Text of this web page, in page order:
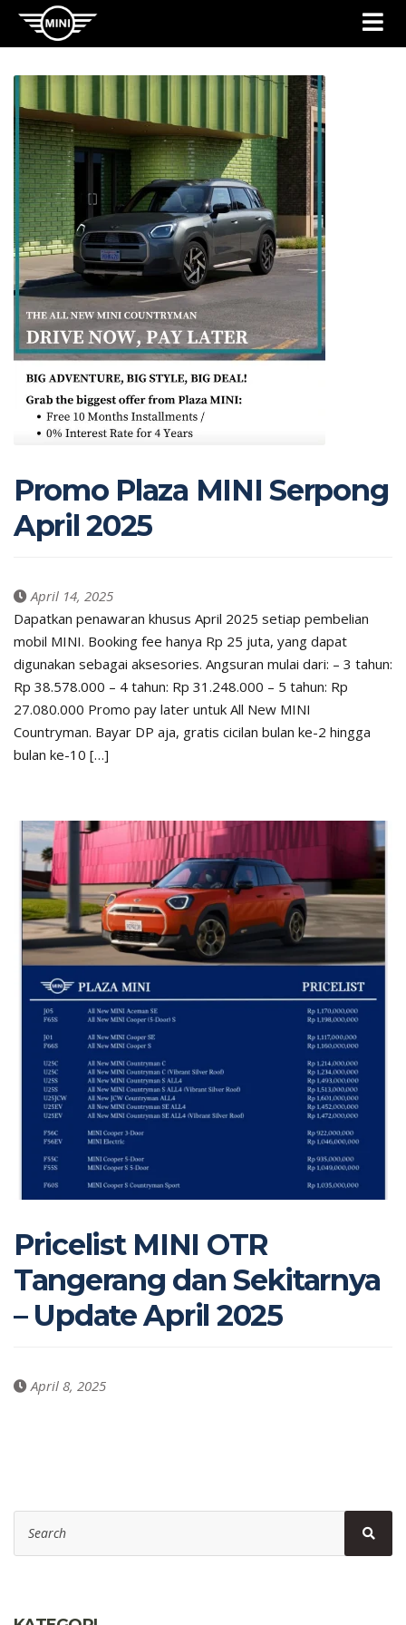
Promo Plaza MINI Serpong
April 2025
April 14, 2025
Dapatkan penawaran khusus April 2025 setiap pembelian
mobil MINI. Booking fee hanya Rp 25 juta, yang dapat
digunakan sebagai aksesories. Angsuran mulai dari: – 3 tahun:
Rp 38.578.000 – 4 tahun: Rp 31.248.000 – 5 tahun: Rp
27.080.000 Promo pay later untuk All New MINI
Countryman. Bayar DP aja, gratis cicilan bulan ke-2 hingga
bulan ke-10 […]
Pricelist MINI OTR
Tangerang dan Sekitarnya
– Update April 2025
April 8, 2025
for: